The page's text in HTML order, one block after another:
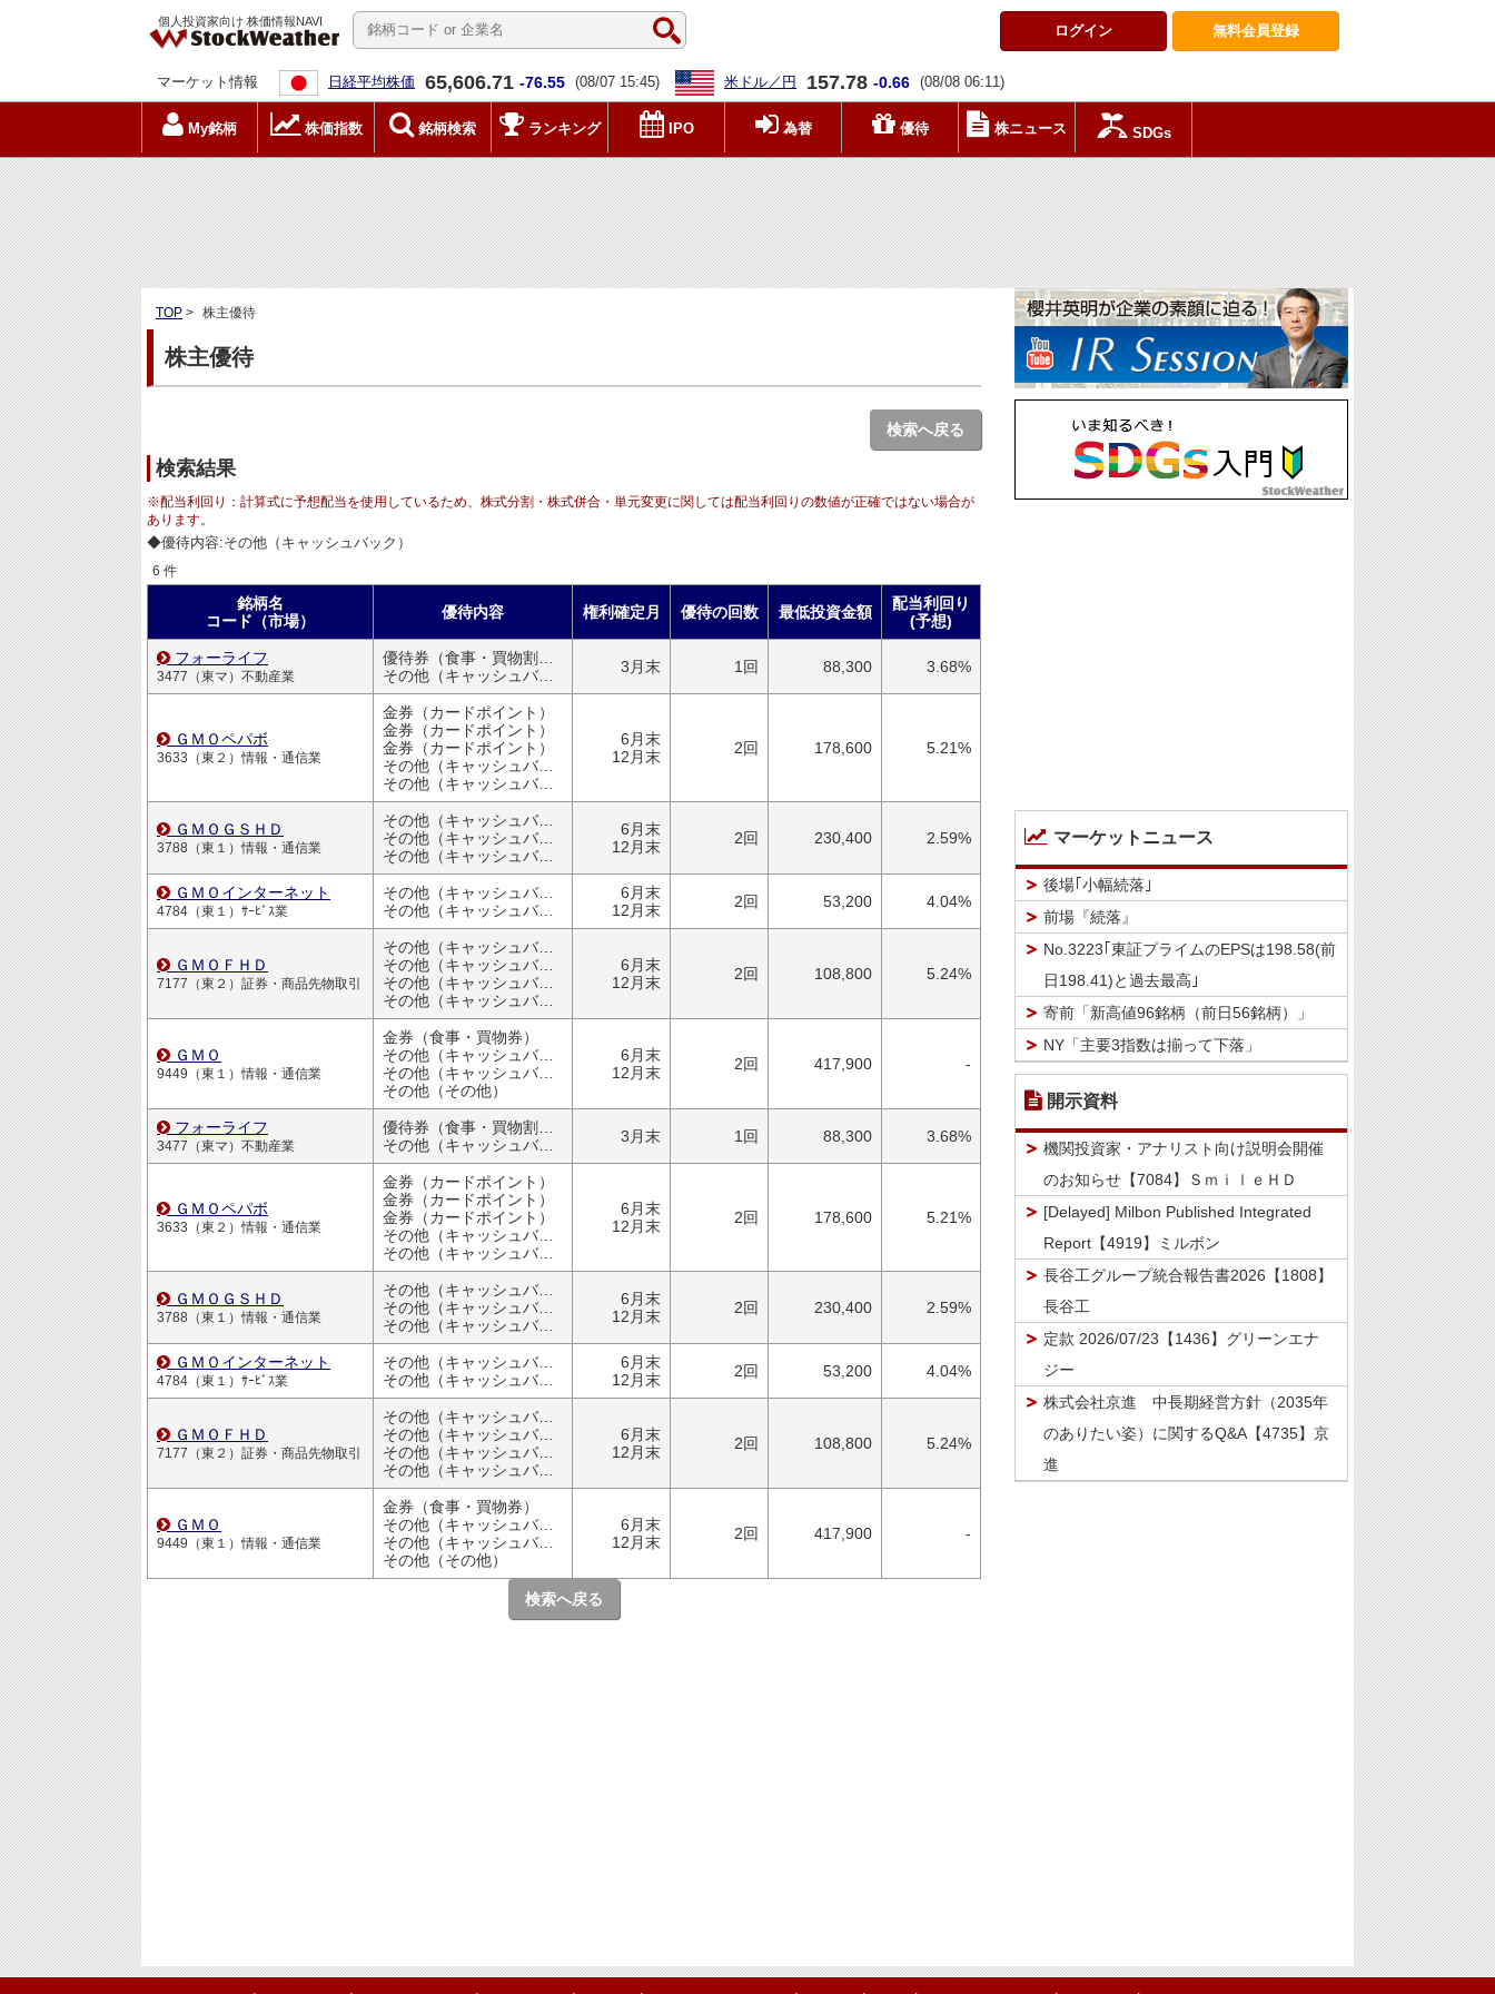
個人投資家向け 株価情報NAVI
無料会員登録
ログイン
マーケット情報 日経平均株価 65,606.71 -76.55 (08/07 15:45) 米ドル／円 157.78 -0.66 (08/08 06:11)
My銘柄 株価指数 銘柄検索 ランキング IPO 為替 優待 株ニュース SDGs
TOP > 株主優待
株主優待
検索へ戻る
検索結果
※配当利回り：計算式に予想配当を使用しているため、株式分割・株式併合・単元変更に関しては配当利回りの数値が正確ではない場合が
あります。
◆優待内容:その他（キャッシュバック）
6 件
銘柄名
コード（市場）
優待内容 権利確定月 優待の回数 最低投資金額
配当利回り
(予想)
フォーライフ
3477（東マ）不動産業
優待券（食事・買物割引券）
その他（キャッシュバック）
3月末 1回 88,300 3.68%
ＧＭＯペパボ
3633（東２）情報・通信業
金券（カードポイント）
金券（カードポイント）
金券（カードポイント）
その他（キャッシュバック）
その他（キャッシュバック）
6月末
12月末
2回 178,600 5.21%
ＧＭＯＧＳＨＤ
3788（東１）情報・通信業
その他（キャッシュバック）
その他（キャッシュバック）
その他（キャッシュバック）
6月末
12月末
2回 230,400 2.59%
ＧＭＯインターネット
4784（東１）ｻｰﾋﾞｽ業
その他（キャッシュバック）
その他（キャッシュバック）
6月末
12月末
2回 53,200 4.04%
ＧＭＯＦＨＤ
7177（東２）証券・商品先物取引
その他（キャッシュバック）
その他（キャッシュバック）
その他（キャッシュバック）
その他（キャッシュバック）
6月末
12月末
2回 108,800 5.24%
ＧＭＯ
9449（東１）情報・通信業
金券（食事・買物券）
その他（キャッシュバック）
その他（キャッシュバック）
その他（その他）
6月末
12月末
2回 417,900 -
フォーライフ
3477（東マ）不動産業
優待券（食事・買物割引券）
その他（キャッシュバック）
3月末 1回 88,300 3.68%
ＧＭＯペパボ
3633（東２）情報・通信業
金券（カードポイント）
金券（カードポイント）
金券（カードポイント）
その他（キャッシュバック）
その他（キャッシュバック）
6月末
12月末
2回 178,600 5.21%
ＧＭＯＧＳＨＤ
3788（東１）情報・通信業
その他（キャッシュバック）
その他（キャッシュバック）
その他（キャッシュバック）
6月末
12月末
2回 230,400 2.59%
ＧＭＯインターネット
4784（東１）ｻｰﾋﾞｽ業
その他（キャッシュバック）
その他（キャッシュバック）
6月末
12月末
2回 53,200 4.04%
ＧＭＯＦＨＤ
7177（東２）証券・商品先物取引
その他（キャッシュバック）
その他（キャッシュバック）
その他（キャッシュバック）
その他（キャッシュバック）
6月末
12月末
2回 108,800 5.24%
ＧＭＯ
9449（東１）情報・通信業
金券（食事・買物券）
その他（キャッシュバック）
その他（キャッシュバック）
その他（その他）
6月末
12月末
2回 417,900 -
検索へ戻る
マーケットニュース
後場｢小幅続落｣
前場『続落』
No.3223｢東証プライムのEPSは198.58(前
日198.41)と過去最高｣
寄前「新高値96銘柄（前日56銘柄）」
NY「主要3指数は揃って下落」
開示資料
機関投資家・アナリスト向け説明会開催
のお知らせ【7084】ＳｍｉｌｅＨＤ
[Delayed] Milbon Published Integrated
Report【4919】ミルボン
長谷工グループ統合報告書2026【1808】
長谷工
定款 2026/07/23【1436】グリーンエナ
ジー
株式会社京進 中長期経営方針（2035年
のありたい姿）に関するQ&A【4735】京
進